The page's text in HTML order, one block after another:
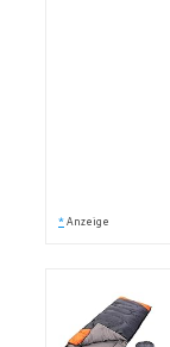
* Anzeige